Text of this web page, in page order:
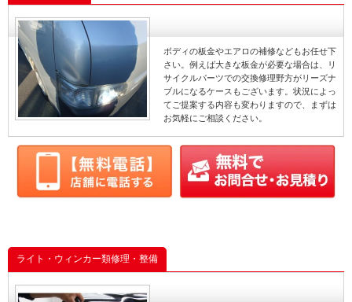
ボディの板金やエアロの補修などもお任せ下
さい。例えば大きな板金が必要な場合は、リ
サイクルパーツでの交換修理野方がリーズナ
ブルになるケースもございます。状況によっ
てご提案する内容も変わりますので、まずは
お気軽にご相談ください。
ライト・ウィンカー類修理・整備